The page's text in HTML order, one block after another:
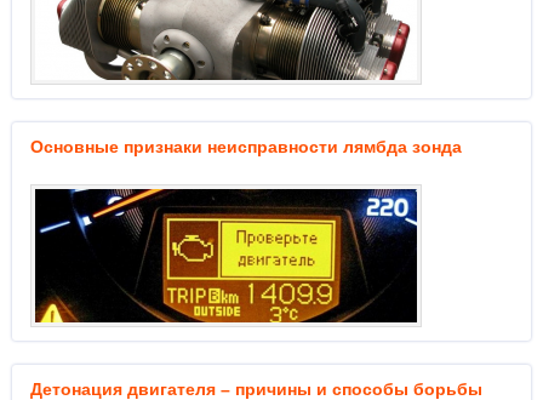
Основные признаки неисправности лямбда зонда
Детонация двигателя – причины и способы борьбы